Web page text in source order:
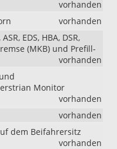
vorhanden
vorhanden
EDS, HBA, DSR,
(MKB) und Prefill-
vorhanden
Monitor
vorhanden
vorhanden
dem Beifahrersitz
vorhanden